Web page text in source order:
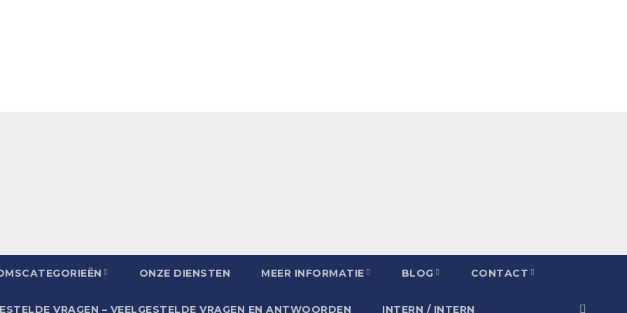
ONZE DIENSTEN MEER INFORMATIE BLOG CONTACT
VRAGEN – VEELGESTELDE VRAGEN EN ANTWOORDEN INTERN / INTERN